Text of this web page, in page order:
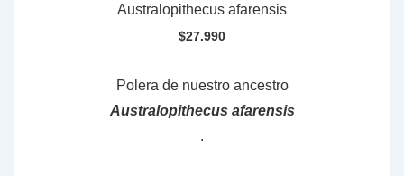
Australopithecus afarensis
$27.990
Polera de nuestro ancestro
Australopithecus afarensis
.